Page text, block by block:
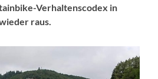
Verhaltenscodex in
raus.